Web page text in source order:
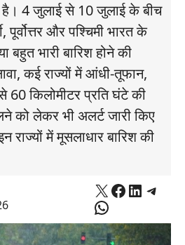
4 जुलाई से 10 जुलाई के बीच
पूर्वोत्तर और पश्चिमी भारत के
बहुत भारी बारिश होने की
कई राज्यों में आंधी-तूफान,
60 किलोमीटर प्रति घंटे की
को लेकर भी अलर्ट जारी किए
में मूसलाधार बारिश की
X Facebook
WhatsApp